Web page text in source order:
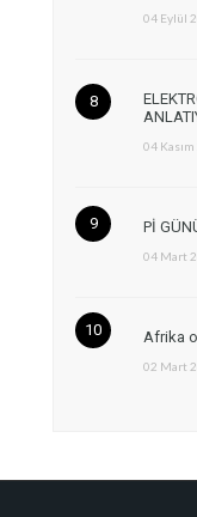
04 Eylül
04
Pİ
04 Mart
Afrika
02 Mart